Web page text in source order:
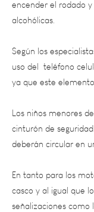
Según los
uso del teléfono
ya que este
Los niños menores
cinturón de
deberán circular
En tanto para los
casco y al igual
señalizaciones